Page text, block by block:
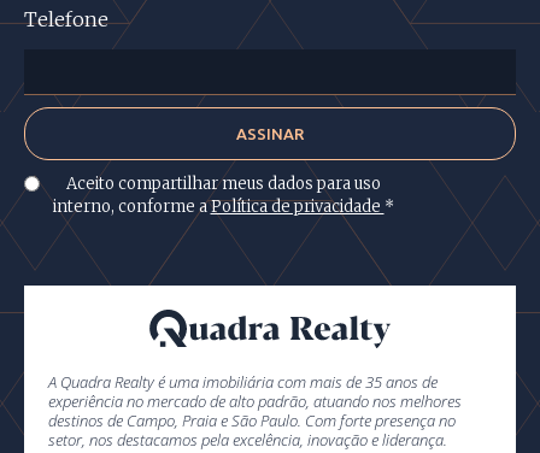
Telefone
Aceito compartilhar meus dados para uso
interno, conforme aPolítica de privacidade *
A Quadra Realty é uma imobiliária com mais de 35 anos de
experiência no mercado de alto padrão, atuando nos melhores
destinos de Campo, Praia e São Paulo. Com forte presença no
setor, nos destacamos pela excelência, inovação e liderança.